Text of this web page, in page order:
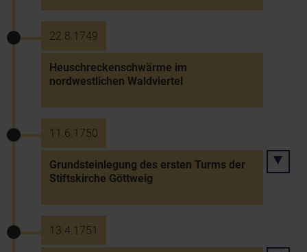
22.8.1749
Heuschreckenschwärme im
nordwestlichen Waldviertel
11.6.1750
Grundsteinlegung des ersten Turms der
Stiftskirche Göttweig
13.4.1751